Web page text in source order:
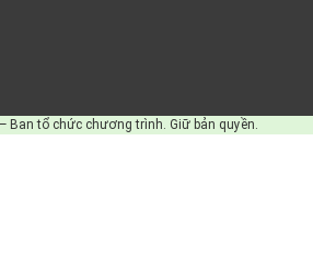
Ban tổ chức chương trình. Giữ bản quyền.